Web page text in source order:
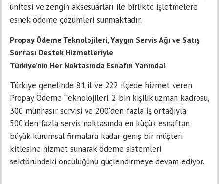
ünitesi ve zengin aksesuarları ile birlikte işletmelere
esnek ödeme çözümleri sunmaktadır.
Propay Ödeme Teknolojileri, Yaygın Servis Ağı ve Satış
Sonrası Destek Hizmetleriyle
Türkiye’nin Her Noktasında Esnafın Yanında!
Türkiye genelinde 81 il ve 222 ilçede hizmet veren
Propay Ödeme Teknolojileri, 2 bin kişilik uzman kadrosu,
300 münhasır servisi ve 200'den fazla iş ortağıyla
500'den fazla servis noktasında en küçük esnaftan
büyük kurumsal firmalara kadar geniş bir müşteri
kitlesine hizmet sunarak ödeme sistemleri
sektöründeki öncülüğünü güçlendirmeye devam ediyor.